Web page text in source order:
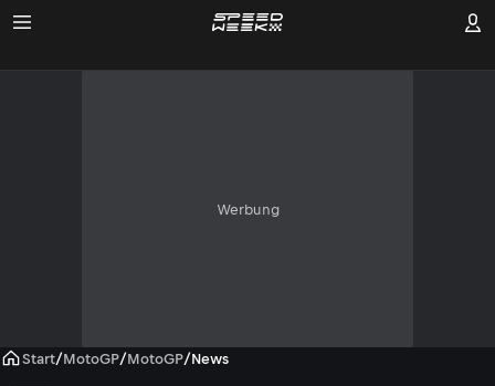
Werbung
Start/MotoGP/MotoGP/News